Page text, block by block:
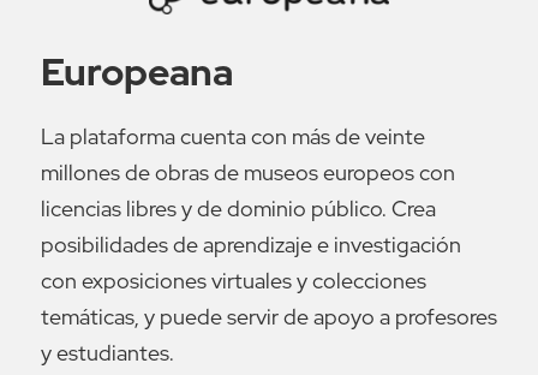
Europeana
La plataforma cuenta con más de veinte
millones de obras de museos europeos con
licencias libres y de dominio público. Crea
posibilidades de aprendizaje e investigación
con exposiciones virtuales y colecciones
temáticas, y puede servir de apoyo a profesores
y estudiantes.